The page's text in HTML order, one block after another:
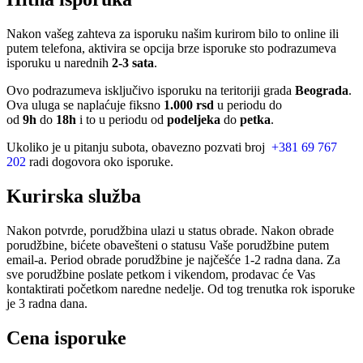
Nakon vašeg zahteva za isporuku našim kurirom bilo to online ili
putem telefona, aktivira se opcija brze isporuke sto podrazumeva
isporuku u narednih 2-3 sata.
Ovo podrazumeva isključivo isporuku na teritoriji grada Beograda.
Ova uluga se naplaćuje fiksno 1.000 rsd u periodu do
od 9h do 18h i to u periodu od podeljeka do petka.
Ukoliko je u pitanju subota, obavezno pozvati broj +381 69 767
202 radi dogovora oko isporuke.
Kurirska služba
Nakon potvrde, porudžbina ulazi u status obrade. Nakon obrade
porudžbine, bićete obavešteni o statusu Vaše porudžbine putem
email-a. Period obrade porudžbine je najčešće 1-2 radna dana. Za
sve porudžbine poslate petkom i vikendom, prodavac će Vas
kontaktirati početkom naredne nedelje. Od tog trenutka rok isporuke
je 3 radna dana.
Cena isporuke